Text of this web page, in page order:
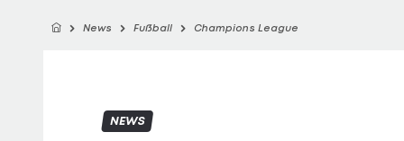
News Fußball Champions League
NEWS